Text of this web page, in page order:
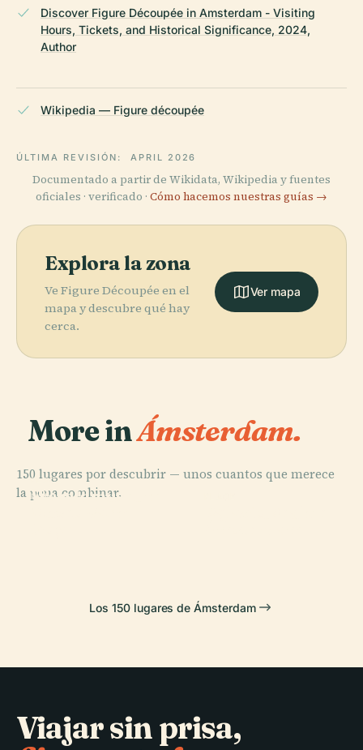
Discover Figure Découpée in Amsterdam - Visiting
Hours, Tickets, and Historical Significance, 2024,
Author
Wikipedia — Figure découpée
ÚLTIMA REVISIÓN: APRIL 2026
Documentado a partir de Wikidata, Wikipedia y fuentes
oficiales · verificado · Cómo hacemos nuestras guías →
Explora la zona
Ve Figure Découpée en el
mapa y descubre qué hay
cerca.
Ver mapa
More inÁmsterdam.
150 lugares por descubrir — unos cuantos que merece
la pena combinar.
PLACE
Wereldmuseum
PLACE
Los 150 lugares de Ámsterdam
Viajar sin prisa,